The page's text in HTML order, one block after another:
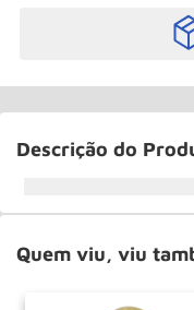
Descrição do
Quem viu, viu